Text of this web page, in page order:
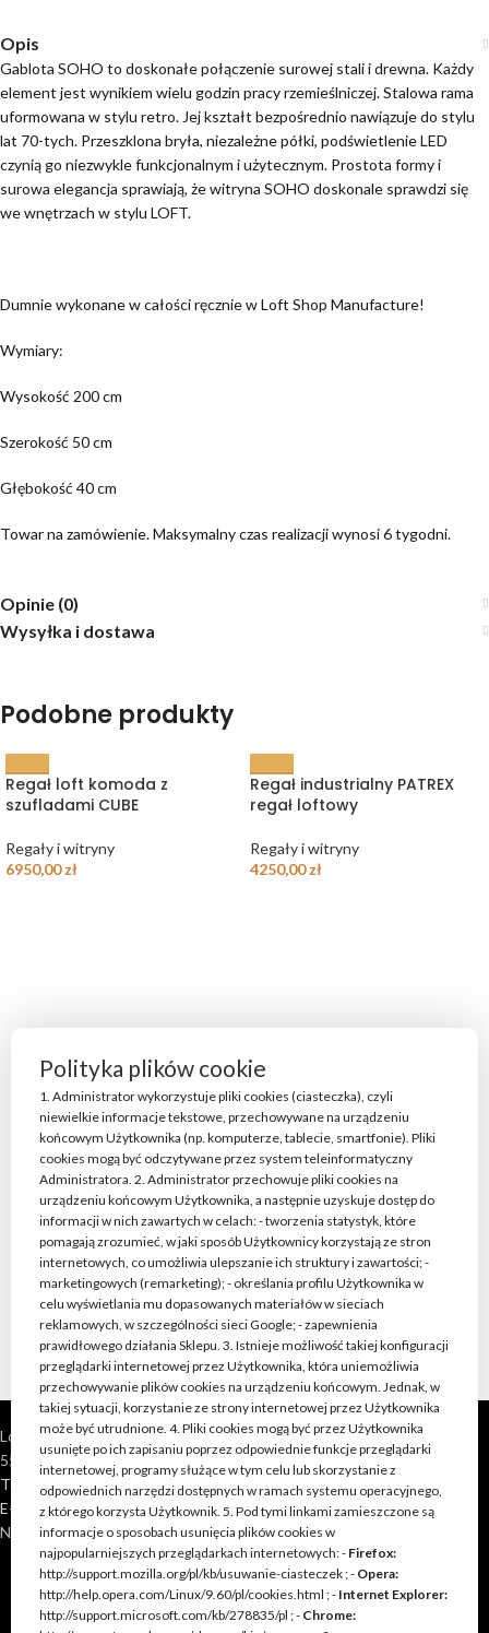
Opis
Gablota SOHO to doskonałe połączenie surowej stali i drewna. Każdy
element jest wynikiem wielu godzin pracy rzemieślniczej. Stalowa rama
uformowana w stylu retro. Jej kształt bezpośrednio nawiązuje do stylu
lat 70-tych. Przeszklona bryła, niezależne półki, podświetlenie LED
czynią go niezwykle funkcjonalnym i użytecznym. Prostota formy i
surowa elegancja sprawiają, że witryna SOHO doskonale sprawdzi się
we wnętrzach w stylu LOFT.
Dumnie wykonane w całości ręcznie w Loft Shop Manufacture!
Wymiary:
Wysokość 200 cm
Szerokość 50 cm
Głębokość 40 cm
Towar na zamówienie. Maksymalny czas realizacji wynosi 6 tygodni.
Opinie (0)
Wysyłka i dostawa
Podobne produkty
Regał loft komoda z
szufladami CUBE
Regały i witryny
6950,00zł
Regał industrialny PATREX
regał loftowy
Regały i witryny
4250,00zł
Loft Shop Manufacture
55-220 Jelcz Laskowice, Polska
Telefon: +48 790 528 555 | +48 693 262 400
E-mail: kontakt@loft-shop.pl
NIP: 898 202 51 11
Polityka plików cookie
1. Administrator wykorzystuje pliki cookies (ciasteczka), czyli
niewielkie informacje tekstowe, przechowywane na urządzeniu
końcowym Użytkownika (np. komputerze, tablecie, smartfonie). Pliki
cookies mogą być odczytywane przez system teleinformatyczny
Administratora. 2. Administrator przechowuje pliki cookies na
urządzeniu końcowym Użytkownika, a następnie uzyskuje dostęp do
informacji w nich zawartych w celach: - tworzenia statystyk, które
pomagają zrozumieć, w jaki sposób Użytkownicy korzystają ze stron
internetowych, co umożliwia ulepszanie ich struktury i zawartości; -
marketingowych (remarketing); - określania profilu Użytkownika w
celu wyświetlania mu dopasowanych materiałów w sieciach
reklamowych, w szczególności sieci Google; - zapewnienia
prawidłowego działania Sklepu. 3. Istnieje możliwość takiej konfiguracji
przeglądarki internetowej przez Użytkownika, która uniemożliwia
przechowywanie plików cookies na urządzeniu końcowym. Jednak, w
takiej sytuacji, korzystanie ze strony internetowej przez Użytkownika
może być utrudnione. 4. Pliki cookies mogą być przez Użytkownika
usunięte po ich zapisaniu poprzez odpowiednie funkcje przeglądarki
internetowej, programy służące w tym celu lub skorzystanie z
odpowiednich narzędzi dostępnych w ramach systemu operacyjnego,
z którego korzysta Użytkownik. 5. Pod tymi linkami zamieszczone są
informacje o sposobach usunięcia plików cookies w
najpopularniejszych przeglądarkach internetowych: - Firefox:
http://support.mozilla.org/pl/kb/usuwanie-ciasteczek ; - Opera:
http://help.opera.com/Linux/9.60/pl/cookies.html ; - Internet Explorer:
http://support.microsoft.com/kb/278835/pl ; - Chrome: